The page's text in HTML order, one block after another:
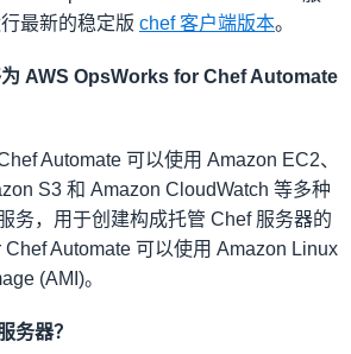
最新的稳定版 chef 客户端版本。
AWS OpsWorks for Chef Automate
Automate 可以使用 Amazon EC2、
S3 和 Amazon CloudWatch 等多种
务，用于创建构成托管 Chef 服务器的
Automate 可以使用 Amazon Linux
(AMI)。
务器？